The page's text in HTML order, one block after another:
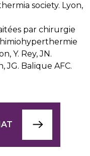
society. Lyon,
par chirurgie
Y. Rey, JN.
JG. Balique AFC.